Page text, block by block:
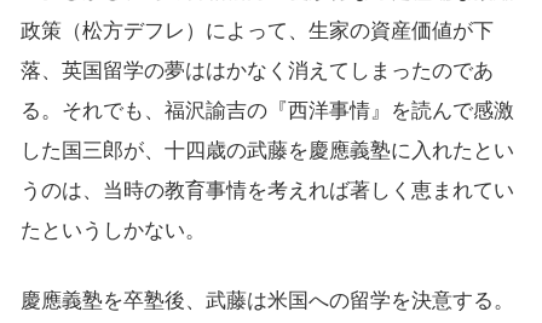
政策（松方デフレ）によって、生家の資産価値が下
落、英国留学の夢ははかなく消えてしまったのであ
る。それでも、福沢諭吉の『西洋事情』を読んで感激
した国三郎が、十四歳の武藤を慶應義塾に入れたとい
うのは、当時の教育事情を考えれば著しく恵まれてい
たというしかない。
慶應義塾を卒塾後、武藤は米国への留学を決意する。